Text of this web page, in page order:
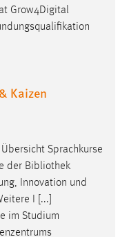
Grow4Digital
Kaizen
Sprachkurse
der Bibliothek
Innovation und
I [...]
im Studium